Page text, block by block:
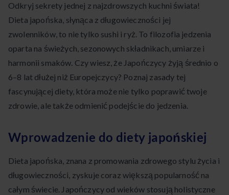
Odkryj sekrety jednej z najzdrowszych kuchni świata!
Dieta japońska, słynąca z długowieczności jej
zwolenników, to nie tylko sushi i ryż. To filozofia jedzenia
oparta na świeżych, sezonowych składnikach, umiarze i
harmonii smaków. Czy wiesz, że Japończycy żyją średnio o
6–8 lat dłużej niż Europejczycy? Poznaj zasady tej
fascynującej diety, która może nie tylko poprawić twoje
zdrowie, ale także odmienić podejście do jedzenia.
Wprowadzenie do diety japońskiej
Dieta japońska, znana z promowania zdrowego stylu życia i
długowieczności, zyskuje coraz większą popularność na
całym świecie. Japończycy od wieków stosują holistyczne